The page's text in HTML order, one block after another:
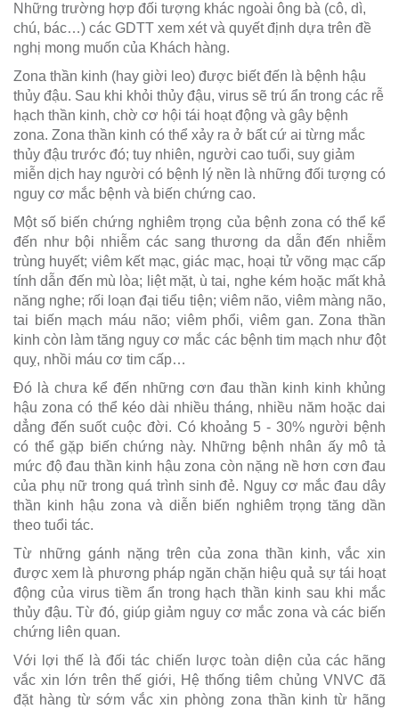
Những trường hợp đối tượng khác ngoài ông bà (cô, dì,
chú, bác…) các GDTT xem xét và quyết định dựa trên đề
nghị mong muốn của Khách hàng.
Zona thần kinh (hay giời leo) được biết đến là bệnh hậu
thủy đậu. Sau khi khỏi thủy đậu, virus sẽ trú ẩn trong các rễ
hạch thần kinh, chờ cơ hội tái hoạt động và gây bệnh
zona. Zona thần kinh có thể xảy ra ở bất cứ ai từng mắc
thủy đậu trước đó; tuy nhiên, người cao tuổi, suy giảm
miễn dịch hay người có bệnh lý nền là những đối tượng có
nguy cơ mắc bệnh và biến chứng cao.
Một số biến chứng nghiêm trọng của bệnh zona có thể kể
đến như bội nhiễm các sang thương da dẫn đến nhiễm
trùng huyết; viêm kết mạc, giác mạc, hoại tử võng mạc cấp
tính dẫn đến mù lòa; liệt mặt, ù tai, nghe kém hoặc mất khả
năng nghe; rối loạn đại tiểu tiện; viêm não, viêm màng não,
tai biến mạch máu não; viêm phổi, viêm gan. Zona thần
kinh còn làm tăng nguy cơ mắc các bệnh tim mạch như đột
quỵ, nhồi máu cơ tim cấp…
Đó là chưa kể đến những cơn đau thần kinh kinh khủng
hậu zona có thể kéo dài nhiều tháng, nhiều năm hoặc dai
dẳng đến suốt cuộc đời. Có khoảng 5 - 30% người bệnh
có thể gặp biến chứng này. Những bệnh nhân ấy mô tả
mức độ đau thần kinh hậu zona còn nặng nề hơn cơn đau
của phụ nữ trong quá trình sinh đẻ. Nguy cơ mắc đau dây
thần kinh hậu zona và diễn biến nghiêm trọng tăng dần
theo tuổi tác.
Từ những gánh nặng trên của zona thần kinh, vắc xin
được xem là phương pháp ngăn chặn hiệu quả sự tái hoạt
động của virus tiềm ẩn trong hạch thần kinh sau khi mắc
thủy đậu. Từ đó, giúp giảm nguy cơ mắc zona và các biến
chứng liên quan.
Với lợi thế là đối tác chiến lược toàn diện của các hãng
vắc xin lớn trên thế giới, Hệ thống tiêm chủng VNVC đã
đặt hàng từ sớm vắc xin phòng zona thần kinh từ hãng